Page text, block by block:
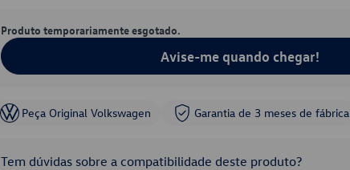
Produto temporariamente esgotado.
Avise-me quando chegar!
Peça Original Volkswagen Garantia de 3 meses de fábrica
Tem dúvidas sobre a compatibilidade deste produto?